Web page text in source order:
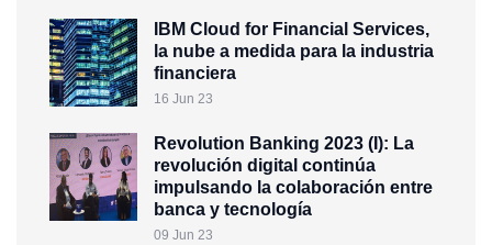
IBM Cloud for Financial Services,
la nube a medida para la industria
financiera
16 Jun 23
Revolution Banking 2023 (I): La
revolución digital continúa
impulsando la colaboración entre
banca y tecnología
09 Jun 23